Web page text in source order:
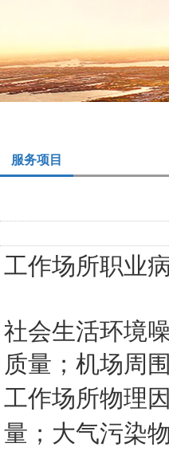
服务项目
工作场所职业
社会生活环境
质量；机场周
工作场所物理因
量；大气污染